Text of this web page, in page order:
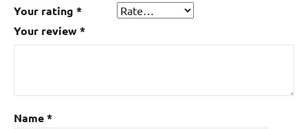
Your rating *
Your review*
Name*